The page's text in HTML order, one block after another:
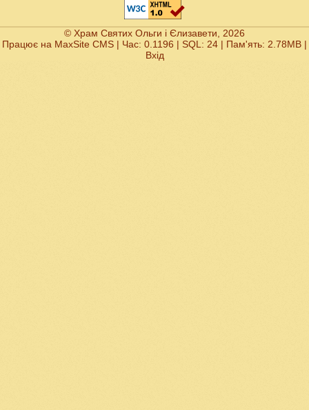
© Храм Святих Ольги і Єлизавети, 2026
Працює на MaxSite CMS | Час: 0.1196 | SQL: 24 | Пам'ять: 2.78MB |
Вхід